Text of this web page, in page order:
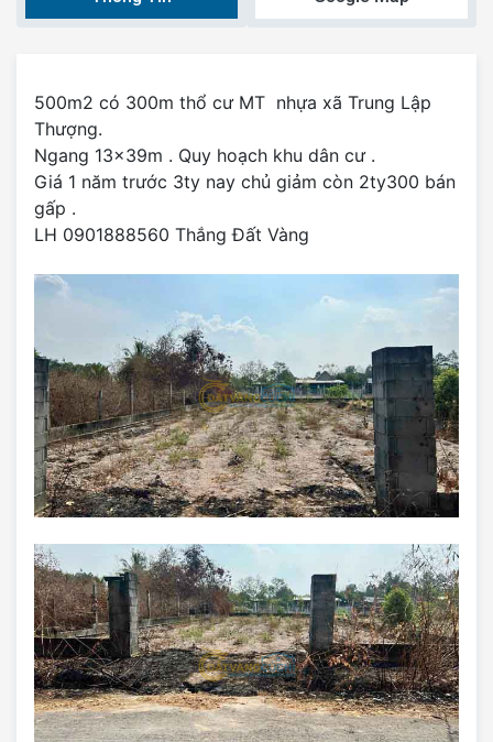
500m2 có 300m thổ cư MT nhựa xã Trung Lập
Thượng.
Ngang 13x39m . Quy hoạch khu dân cư .
Giá 1 năm trước 3ty nay chủ giảm còn 2ty300 bán
gấp .
LH 0901888560 Thắng Đất Vàng